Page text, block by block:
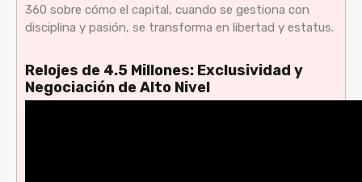
360 sobre cómo el capital, cuando se gestiona con
disciplina y pasión, se transforma en libertad y estatus.
Relojes de 4.5 Millones: Exclusividad y
Negociación de Alto Nivel